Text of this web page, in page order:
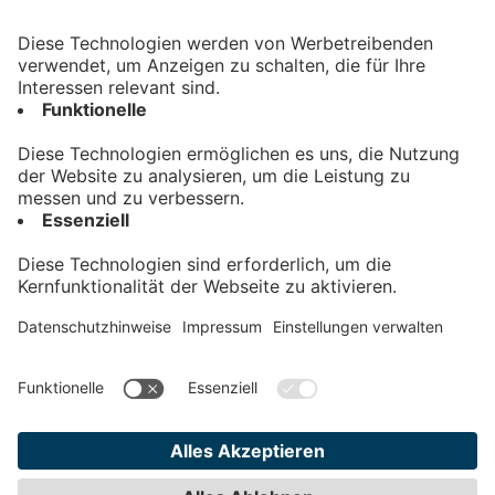
Kontakt
Impressum
Teilnahmebedingungen